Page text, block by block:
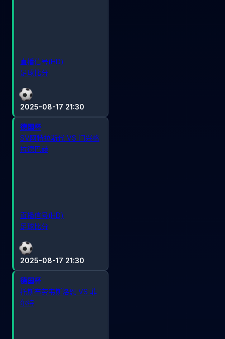
2025-08-17 21:30
直播信号(HD)
足球比分
2025-08-17 21:30
德国杯
SV阿特拉斯代 VS 门兴格
拉德巴赫
直播信号(HD)
足球比分
德国杯
托斯布劳韦斯洛恩 VS 菲
尔特